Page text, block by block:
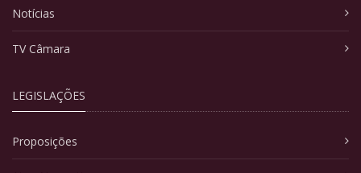
Notícias
TV Câmara
LEGISLAÇÕES
Proposições